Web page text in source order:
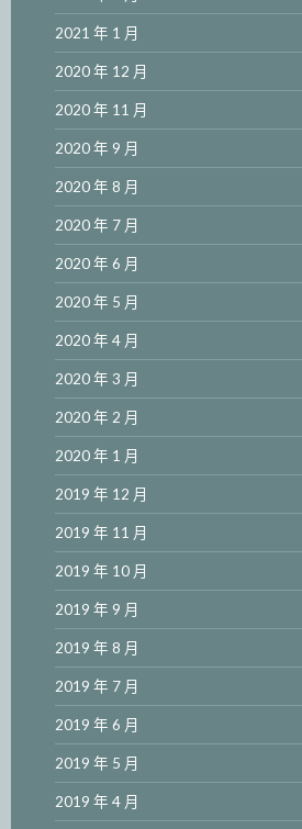
2021 年 1 月
2020 年 12 月
2020 年 11 月
2020 年 9 月
2020 年 8 月
2020 年 7 月
2020 年 6 月
2020 年 5 月
2020 年 4 月
2020 年 3 月
2020 年 2 月
2020 年 1 月
2019 年 12 月
2019 年 11 月
2019 年 10 月
2019 年 9 月
2019 年 8 月
2019 年 7 月
2019 年 6 月
2019 年 5 月
2019 年 4 月